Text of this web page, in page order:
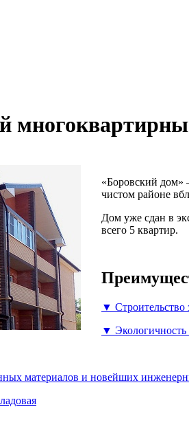
«Боровский дом»
чистом районе
Дом уже сдан в
всего 5 квартир.
▼ Строительство
▼ Экологичность
материалов и новейших